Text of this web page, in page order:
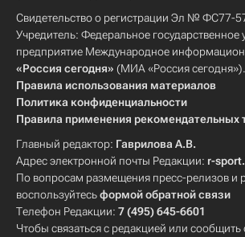
Свидетельство о регистрации Эл № ФС77-
Учредитель: Федеральное государственное
предприятие Международное
«Россия сегодня» (МИА «Россия сегодня»).
Правила использования материалов
Политика конфиденциальности
Правила применения рекомендательных
Главный редактор: Гаврилова А.В.
Адрес электронной почты Редакции: r-
По вопросам размещения пресс-релизов и
воспользуйтесьформой обратной связи
Телефон Редакции: 7 (495) 645-6601
Чтобы связаться с редакцией или сообщить